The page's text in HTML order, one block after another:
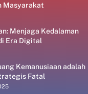
Masyarakat
Menjaga Kedalaman
Era Digital
Kemanusiaan adalah
Fatal